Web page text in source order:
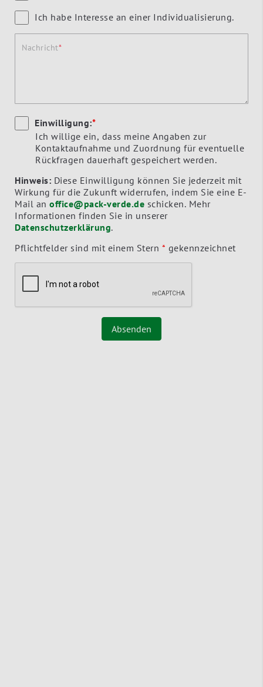
Ich habe Interesse an einer Individualisierung.
Nachricht
Einwilligung:*
Ich willige ein, dass meine Angaben zur
Kontaktaufnahme und Zuordnung für eventuelle
Rückfragen dauerhaft gespeichert werden.
Hinweis: Diese Einwilligung können Sie jederzeit mit
Wirkung für die Zukunft widerrufen, indem Sie eine E-
Mail an office@pack-verde.de
Informationen finden Sie in unserer
Datenschutzerklärung.
Pflichtfelder sind mit einem Stern * gekennzeichnet
Absenden